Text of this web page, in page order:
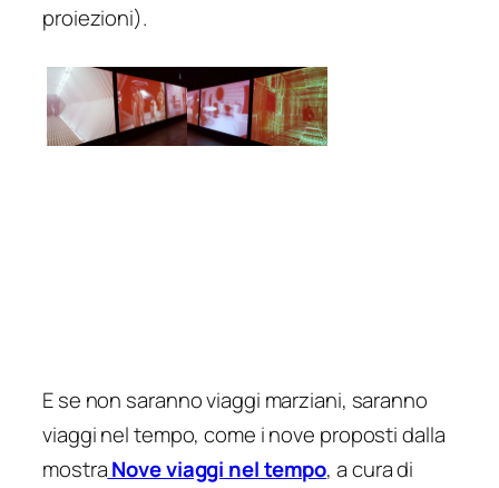
proiezioni).
E se non saranno viaggi marziani, saranno
viaggi nel tempo, come i nove proposti dalla
mostraNove viaggi nel tempo, a cura di